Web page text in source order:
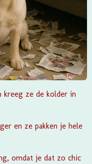
kreeg ze de kolder in
en ze pakken je hele
omdat je dat zo chic